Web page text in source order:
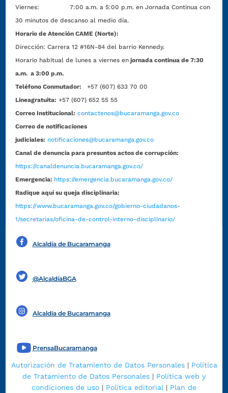
Viernes: 7:00 a.m. a 5:00 p.m. en Jornada Continua con
30 minutos de descanso al medio día.
Horario de Atención CAME (Norte):
Dirección:Carrera 12 #16N-84 del barrio Kennedy.
Horario habitual de lunes a viernes en jornada continua de 7:30
a.m. a 3:00 p.m.
Teléfono Conmutador:
+57 (607) 633 70 00
Líneagratuita: +57 (607) 652 55 55
Correo Institucional: contactenos@bucaramanga.gov.co
Correo de notificaciones
judiciales: notificaciones@bucaramanga.gov.co
Canal de denuncia para presuntos actos de corrupción:
https://canaldenuncia.bucaramanga.gov.co/
Emergencia: https://emergencia.bucaramanga.gov.co/
Radique aquí su queja disciplinaria:
https://www.bucaramanga.gov.co/gobierno-ciudadanos-
1/secretarias/oficina-de-control-interno-disciplinario/
Alcaldía de Bucaramanga
@AlcaldíaBGA
Alcaldía de Bucaramanga
PrensaBucaramanga
Autorización de Tratamiento de Datos Personales| Política
de Tratamiento de Datos Personales | Política web y
condiciones de uso | Política editorial | Plan de